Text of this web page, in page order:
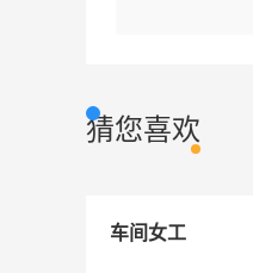
猜您喜欢
车间女工